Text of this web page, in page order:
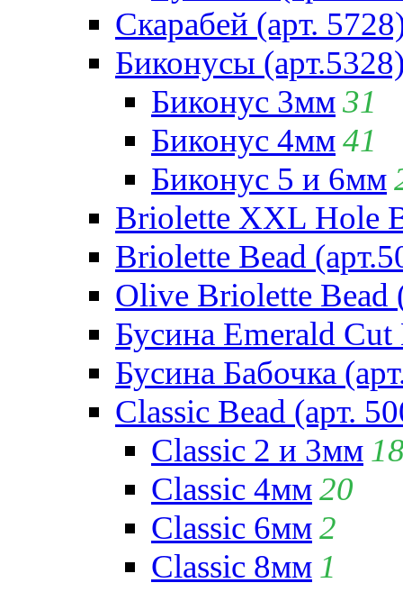
Скарабей (арт.
Биконусы
Биконус 3мм31
Биконус 4мм41
Биконус 5 и 6мм
Briolette XXL Hole
Briolette Bead
Olive Briolette Bead
Бусина Emerald Cut
Бусина Бабочка
Classic Bead (арт.
Classic 2 и 3мм
Classic 4мм20
Classic 6мм2
Classic 8мм 1